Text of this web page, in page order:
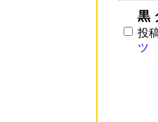
黒
投
ツ